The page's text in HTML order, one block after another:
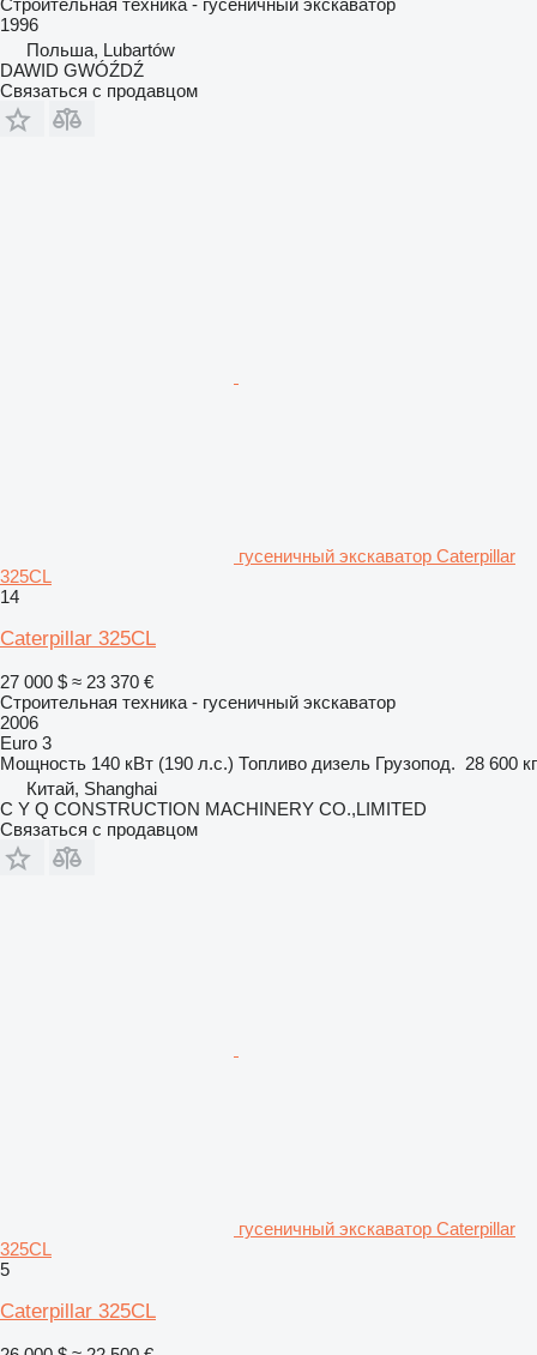
1996
Польша, Lubartów
DAWID GWÓŹDŹ
Связаться с продавцом
гусеничный экскаватор Caterpillar
325CL
14
Caterpillar 325CL
27 000 $ ≈ 23 370 €
Строительная техника - гусеничный экскаватор
2006
Euro 3
Мощность 140 кВт (190 л.с.) Топливо дизель Грузопод. 28 600 кг
Китай, Shanghai
C Y Q CONSTRUCTION MACHINERY CO.,LIMITED
Связаться с продавцом
гусеничный экскаватор Caterpillar
325CL
5
Caterpillar 325CL